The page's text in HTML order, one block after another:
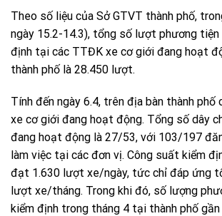
Theo số liệu của Sở GTVT thành phố,
ngày 15.2-14.3), tổng số lượt phương tiện
định tại các TTĐK xe cơ giới đang hoạt
thành phố là 28.450 lượt.
Tính đến ngày 6.4, trên địa bàn thành
xe cơ giới đang hoạt động. Tổng số dây
đang hoạt động là 27/53, với 103/197
làm việc tại các đơn vị. Công suất kiểm
đạt 1.630 lượt xe/ngày, tức chỉ đáp ứng
lượt xe/tháng. Trong khi đó, số lượng
kiểm định trong tháng 4 tại thành phố